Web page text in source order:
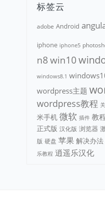
标签云
adobe Android
iphone iphone5
n8win10
windows8.1
wordpress主题
wordpress教程
米手机 微软 插件 教
正式版 汉化版 浏览器
版 硬盘 苹果 解决办法
乐教程 逍遥乐汉化